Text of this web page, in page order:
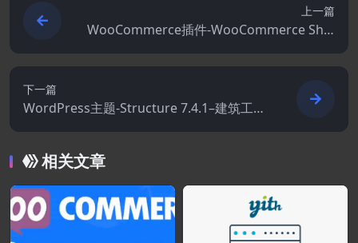
上一篇
WooCommerce插件-WooCommerce Ship
ping Tracking 42.2.0
下一篇
WordPress主题-Structure 7.4.1–建筑工业
工厂WordPress主题
相关文章